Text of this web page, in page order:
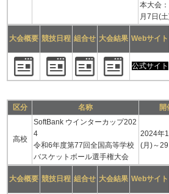
本大会
月7日(
大会概要 競技日程 組合せ 大会結果 Webサイト
公式サイト
区分 名称 開
高校
SoftBank ウインターカップ202
4
令和6年度第77回全国高等学校
バスケットボール選手権大会
2024年
(月)～
大会概要 競技日程 組合せ 大会結果 Webサイト